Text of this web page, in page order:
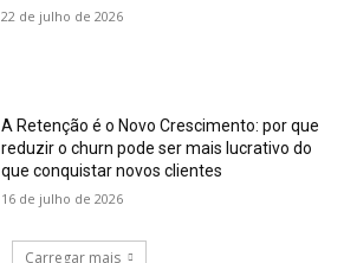
22 de julho de 2026
A Retenção é o Novo Crescimento: por que
reduzir o churn pode ser mais lucrativo do
que conquistar novos clientes
16 de julho de 2026
Carregar mais